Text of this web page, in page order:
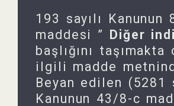
193 sayılı Kanunun
maddesi ” Diğer
başlığını taşımakta
ilgili madde
Beyan edilen (5281
Kanunun 43/8-c